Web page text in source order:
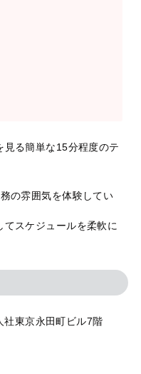
見る簡単な15分程度のテ
の雰囲気を体験してい
スケジュールを柔軟に
東京永田町ビル7階